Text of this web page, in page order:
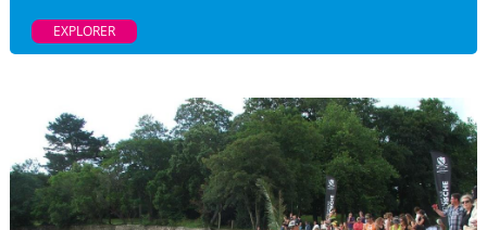
EXPLORER